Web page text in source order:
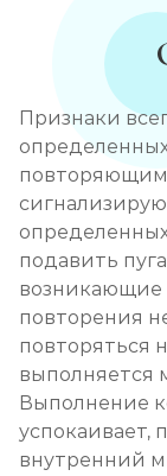
Признаки
подавить
возникающие
повторения
повторяться
выполняется
Выполнение
успокаивает,
внутренний